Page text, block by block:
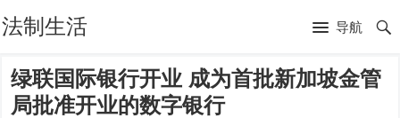
法制生活 导航
绿联国际银行开业 成为首批新加坡金管
局批准开业的数字银行